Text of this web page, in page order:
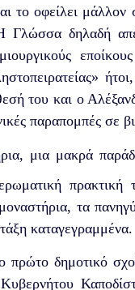
το οφείλει
Γλώσσα δηλαδή
του και ο
παραπομπές σε
μια μακρά
πρακτική
τα
καταγεγραμμένα.
πρώτο δημοτικό